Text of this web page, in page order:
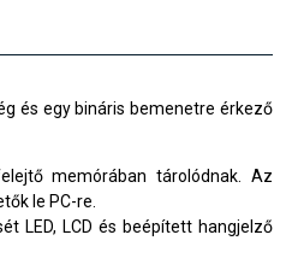
és egy bináris bemenetre érkező
memórában tárolódnak. Az
le PC-re.
LED, LCD és beépített hangjelző